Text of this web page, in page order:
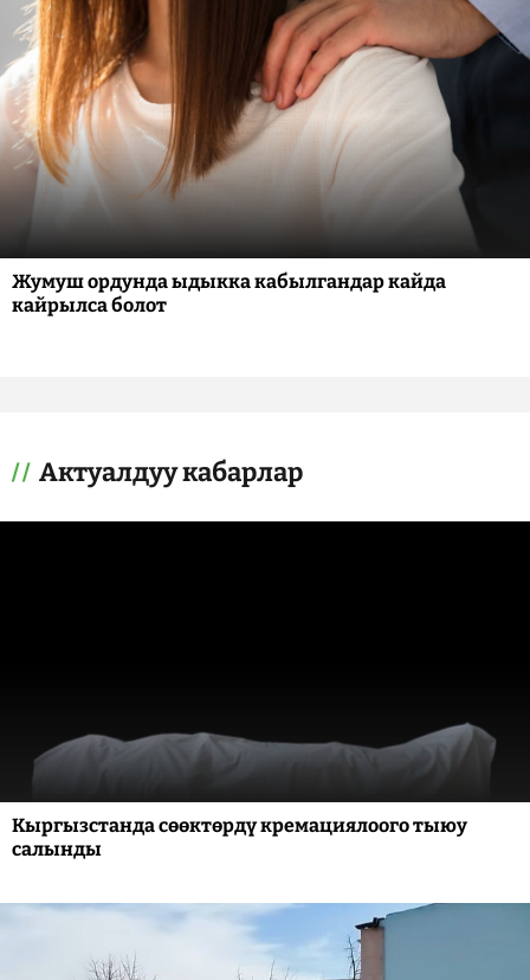
Жумуш ордунда ыдыкка кабылгандар кайда
кайрылса болот
Актуалдуу кабарлар
Кыргызстанда сөөктөрдү кремациялоого тыюу
салынды